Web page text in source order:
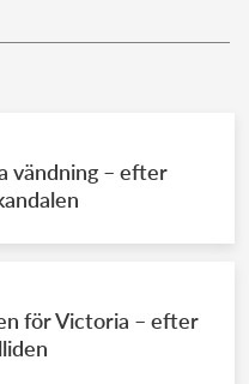
vändning – efter
för Victoria – efter